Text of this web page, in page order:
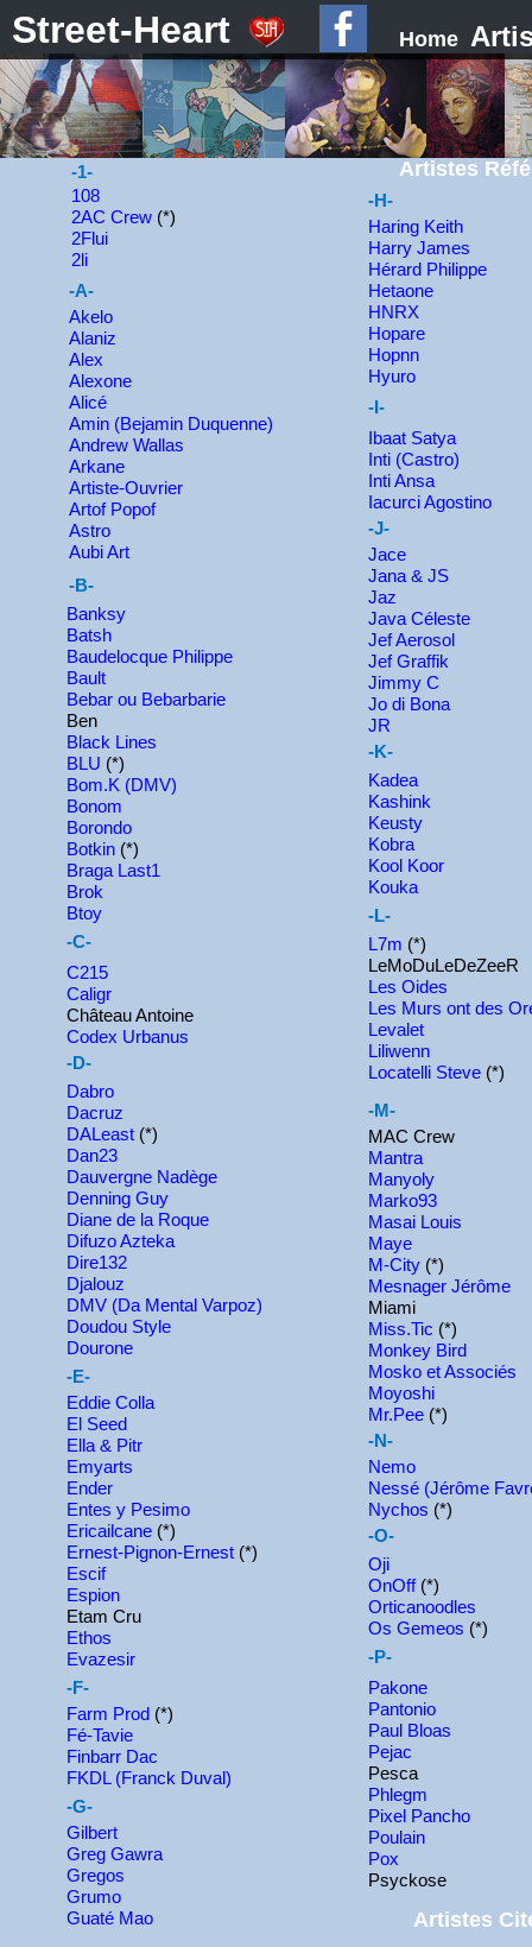
Street-Heart Home
Artistes
-1-
108
2AC Crew (*)
2Flui
2li
-H-
Haring Keith
Harry James
Hérard Philippe
Hetaone
HNRX
Hopare
Hopnn
Hyuro
-A-
Akelo
Alaniz
Alex
Alexone
Alicé
Amin (Bejamin Duquenne)
Andrew Wallas
Arkane
Artiste-Ouvrier
Artof Popof
Astro
Aubi Art
-I-
Ibaat Satya
Inti (Castro)
Inti Ansa
Iacurci Agostino
-J-
Jace
Jana & JS
Jaz
Java Céleste
Jef Aerosol
Jef Graffik
Jimmy C
Jo di Bona
JR
-B-
Banksy
Batsh
Baudelocque Philippe
Bault
Bebar ou Bebarbarie
Ben
Black Lines
BLU (*)
Bom.K (DMV)
Bonom
Borondo
Botkin (*)
Braga Last1
Brok
Btoy
-K-
Kadea
Kashink
Keusty
Kobra
Kool Koor
Kouka
-L-
-C-
L7m (*)
LeMoDuLeDeZeeR
Les Oides
Les Murs ont des
Levalet
Liliwenn
Locatelli Steve (*)
C215
Caligr
Château Antoine
Codex Urbanus
-D-
Dabro
Dacruz
DALeast (*)
Dan23
Dauvergne Nadège
Denning Guy
Diane de la Roque
Difuzo Azteka
Dire132
Djalouz
DMV (Da Mental Varpoz)
Doudou Style
Dourone
-M-
MAC Crew
Mantra
Manyoly
Marko93
Masai Louis
Maye
M-City (*)
Mesnager Jérôme
Miami
Miss.Tic (*)
Monkey Bird
Mosko et Associés
Moyoshi
Mr.Pee (*)
-E-
Eddie Colla
El Seed
Ella & Pitr
Emyarts
Ender
Entes y Pesimo
Ericailcane (*)
Ernest-Pignon-Ernest (*)
Escif
Espion
Etam Cru
Ethos
Evazesir
-N-
Nemo
Nessé (Jérôme
Nychos (*)
-O-
Oji
OnOff(*)
Orticanoodles
Os Gemeos (*)
-P-
-F-
Pakone
Pantonio
Paul Bloas
Pejac
Pesca
Phlegm
Pixel Pancho
Poulain
Pox
Psyckose
Farm Prod (*)
Fé-Tavie
Finbarr Dac
FKDL (Franck Duval)
-G-
Gilbert
Greg Gawra
Gregos
Grumo
Guaté Mao
Artistes